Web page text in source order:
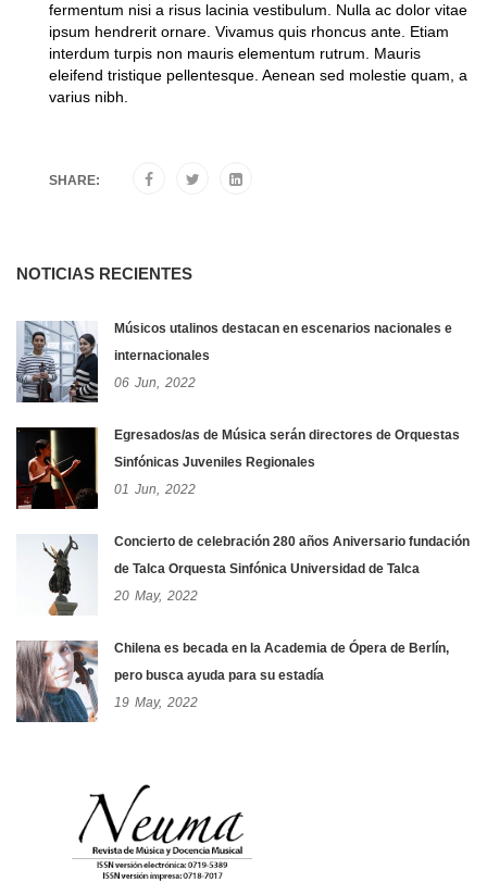
fermentum nisi a risus lacinia vestibulum. Nulla ac dolor vitae
ipsum hendrerit ornare. Vivamus quis rhoncus ante. Etiam
interdum turpis non mauris elementum rutrum. Mauris
eleifend tristique pellentesque. Aenean sed molestie quam, a
varius nibh.
SHARE:
NOTICIAS RECIENTES
Músicos utalinos destacan en escenarios nacionales e
internacionales
06 Jun, 2022
Egresados/as de Música serán directores de Orquestas
Sinfónicas Juveniles Regionales
01 Jun, 2022
Concierto de celebración 280 años Aniversario fundación
de Talca Orquesta Sinfónica Universidad de Talca
20 May, 2022
Chilena es becada en la Academia de Ópera de Berlín,
pero busca ayuda para su estadía
19 May, 2022